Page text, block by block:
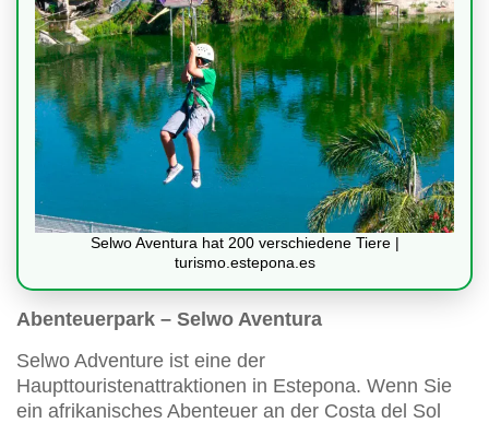
Selwo Aventura hat 200 verschiedene Tiere |
turismo.estepona.es
Abenteuerpark – Selwo Aventura
Selwo Adventure ist eine der
Haupttouristenattraktionen in Estepona. Wenn Sie
ein afrikanisches Abenteuer an der Costa del Sol